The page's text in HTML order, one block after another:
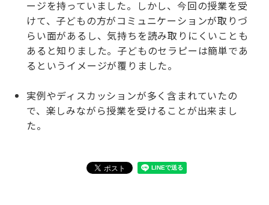
ージを持っていました。しかし、今回の授業を受
けて、子どもの方がコミュニケーションが取りづ
らい面があるし、気持ちを読み取りにくいことも
あると知りました。子どものセラピーは簡単であ
るというイメージが覆りました。
実例やディスカッションが多く含まれていたの
で、楽しみながら授業を受けることが出来まし
た。